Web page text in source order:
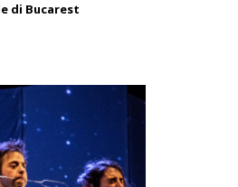
di Bucarest